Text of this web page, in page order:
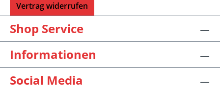
Vertrag widerrufen
Shop Service
Informationen
Social Media